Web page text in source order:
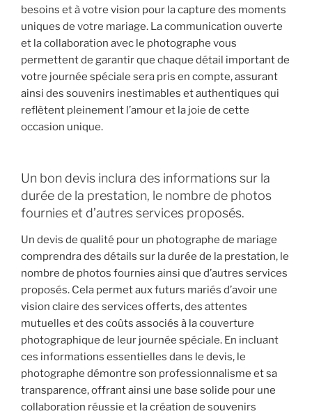
besoins et à votre vision pour la capture des moments
uniques de votre mariage. La communication ouverte
et la collaboration avec le photographe vous
permettent de garantir que chaque détail important de
votre journée spéciale sera pris en compte, assurant
ainsi des souvenirs inestimables et authentiques qui
reflètent pleinement l’amour et la joie de cette
occasion unique.
Un bon devis inclura des informations sur la
durée de la prestation, le nombre de photos
fournies et d’autres services proposés.
Un devis de qualité pour un photographe de mariage
comprendra des détails sur la durée de la prestation, le
nombre de photos fournies ainsi que d’autres services
proposés. Cela permet aux futurs mariés d’avoir une
vision claire des services offerts, des attentes
mutuelles et des coûts associés à la couverture
photographique de leur journée spéciale. En incluant
ces informations essentielles dans le devis, le
photographe démontre son professionnalisme et sa
transparence, offrant ainsi une base solide pour une
collaboration réussie et la création de souvenirs